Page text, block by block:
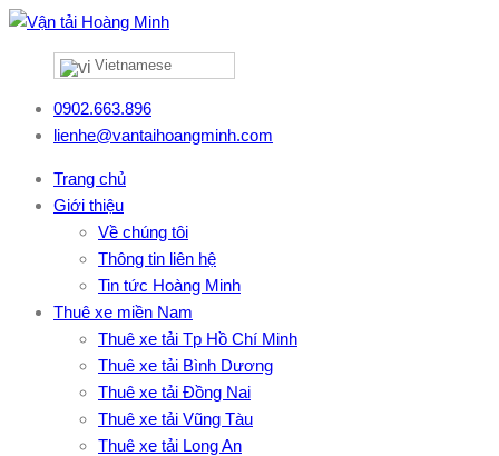
Vietnamese
0902.663.896
lienhe@vantaihoangminh.com
Trang chủ
Giới thiệu
Về chúng tôi
Thông tin liên hệ
Tin tức Hoàng Minh
Thuê xe miền Nam
Thuê xe tải Tp Hồ Chí Minh
Thuê xe tải Bình Dương
Thuê xe tải Đồng Nai
Thuê xe tải Vũng Tàu
Thuê xe tải Long An